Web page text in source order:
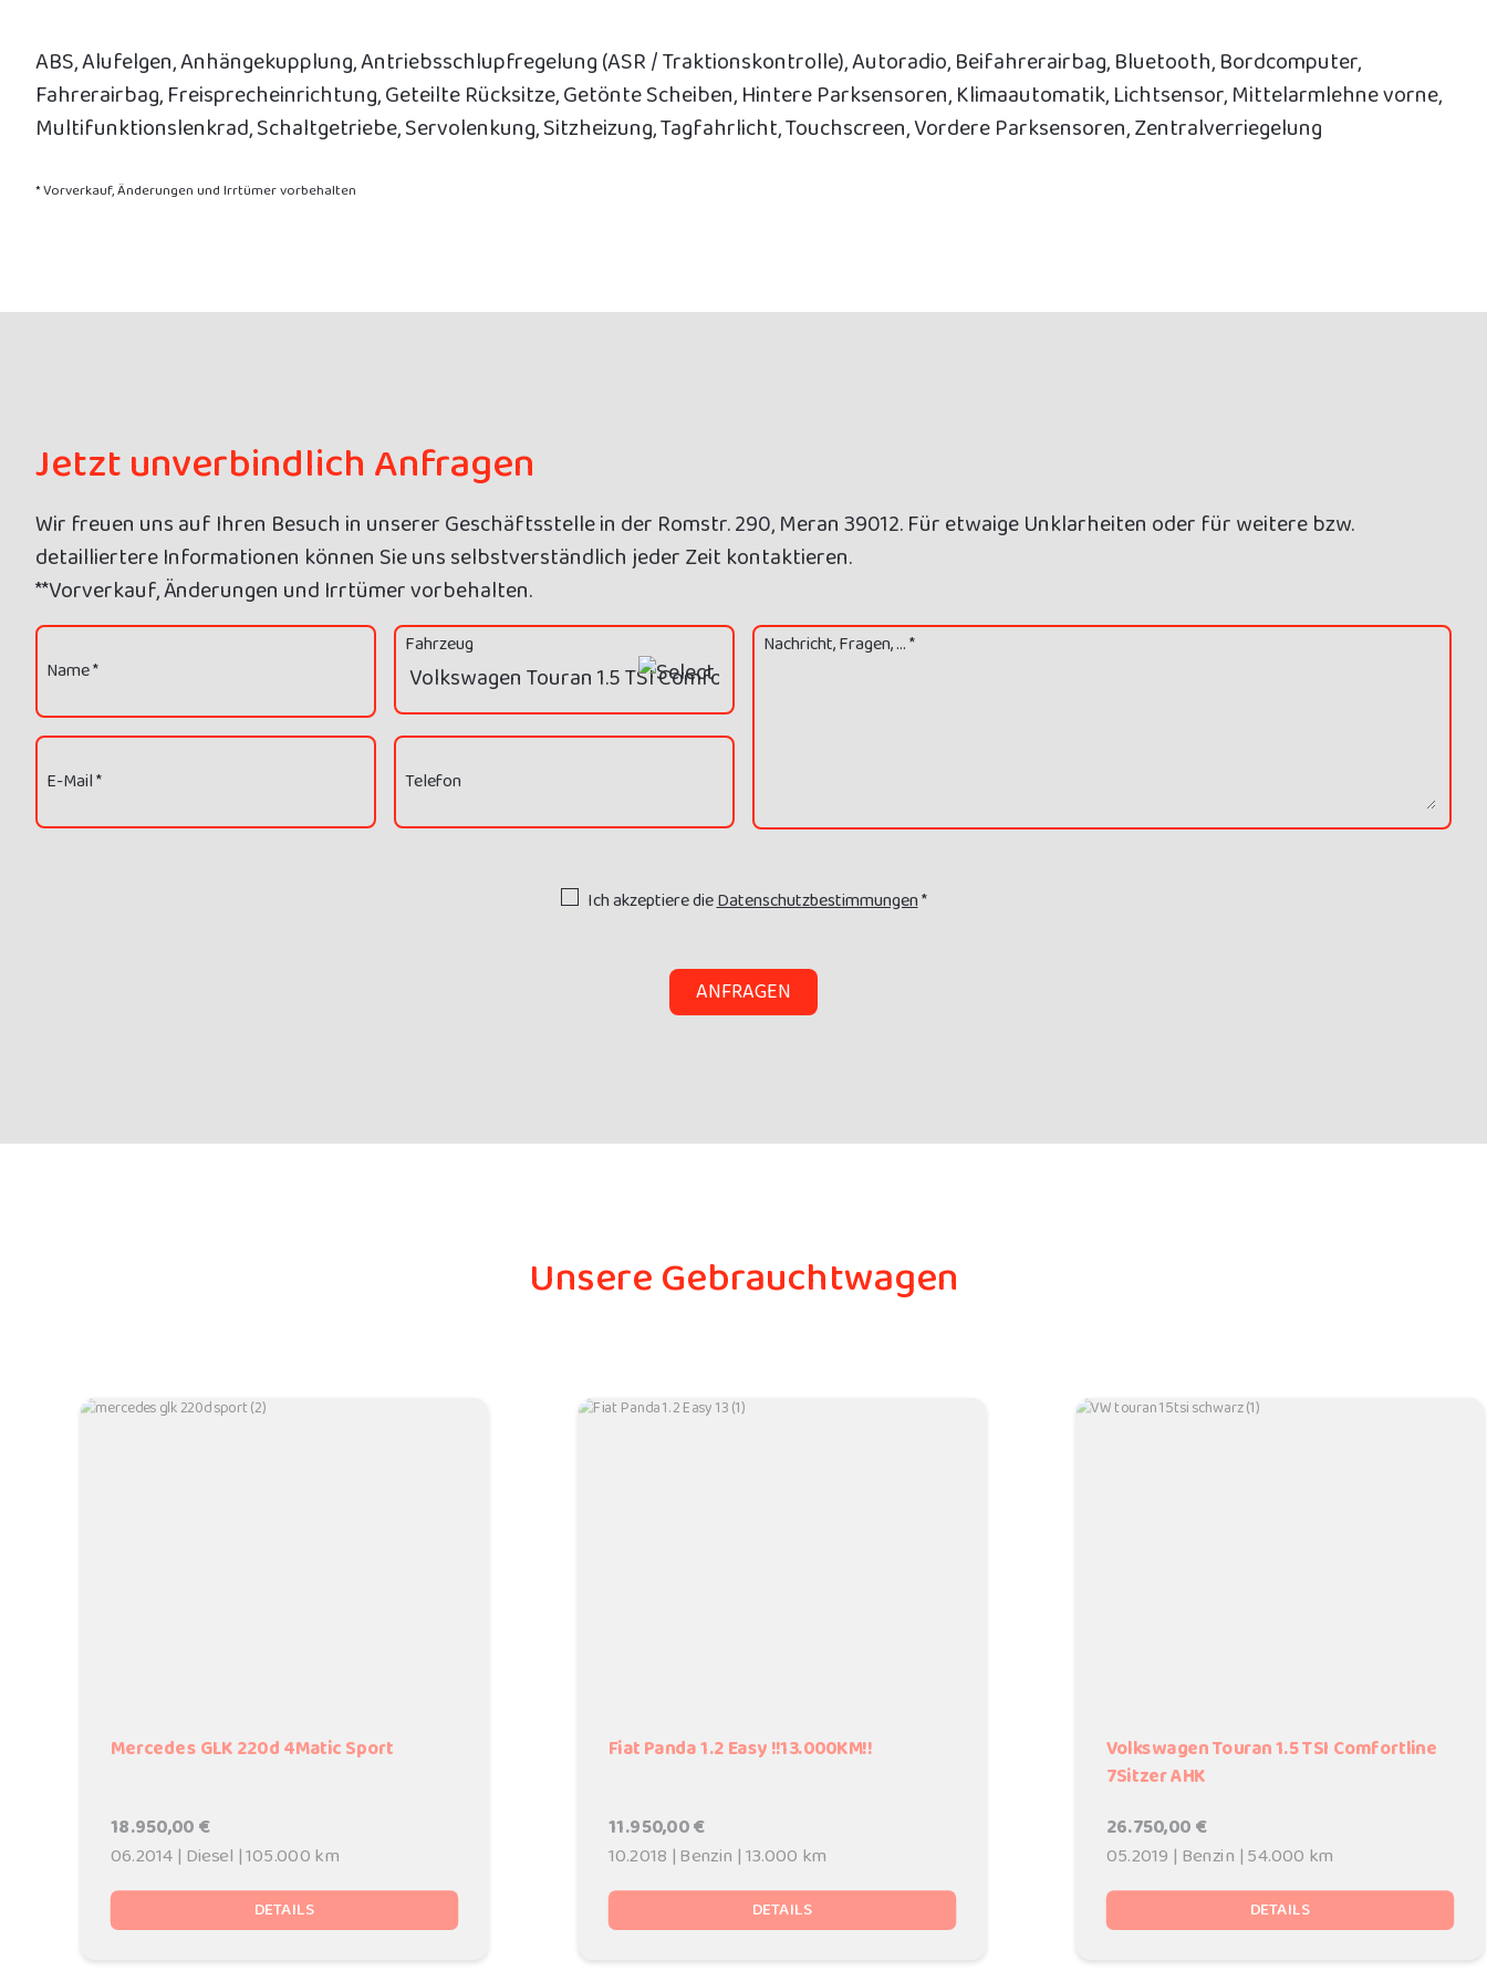
ABS, Alufelgen, Anhängekupplung, Antriebsschlupfregelung (ASR / Traktionskontrolle), Autoradio, Beifahrerairbag, Bluetooth, Bordcomputer,
Fahrerairbag, Freisprecheinrichtung, Geteilte Rücksitze, Getönte Scheiben, Hintere Parksensoren, Klimaautomatik, Lichtsensor, Mittelarmlehne vorne,
Multifunktionslenkrad, Schaltgetriebe, Servolenkung, Sitzheizung, Tagfahrlicht, Touchscreen, Vordere Parksensoren, Zentralverriegelung
* Vorverkauf, Änderungen und Irrtümer vorbehalten
Jetzt unverbindlich Anfragen
Wir freuen uns auf Ihren Besuch in unserer Geschäftsstelle in der Romstr. 290, Meran 39012. Für etwaige Unklarheiten oder für weitere bzw.
detailliertere Informationen können Sie uns selbstverständlich jeder Zeit kontaktieren.
**Vorverkauf, Änderungen und Irrtümer vorbehalten.
Name *
Fahrzeug
E-Mail * Telefon
Nachricht, Fragen, ... *
Ich akzeptiere dieDatenschutzbestimmungen*
ANFRAGEN
Unsere Gebrauchtwagen
Mercedes GLK 220d 4Matic Sport
18.950,00 €
06.2014 | Diesel | 105.000 km
DETAILS
Fiat Panda 1.2 Easy !!13.000KM!!
11.950,00 €
10.2018 | Benzin | 13.000 km
DETAILS
Volkswagen Touran 1.5 TSI Comfortline
7Sitzer AHK
26.750,00 €
05.2019 | Benzin | 54.000 km
DETAILS